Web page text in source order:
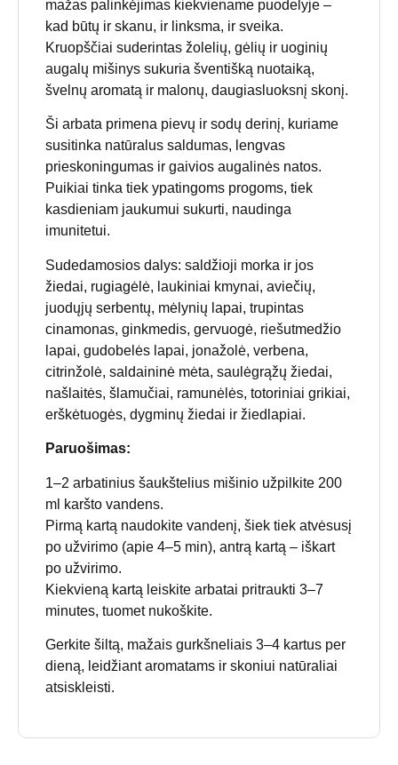
mažas palinkėjimas kiekviename puodelyje –
kad būtų ir skanu, ir linksma, ir sveika.
Kruopščiai suderintas žolelių, gėlių ir uoginių
augalų mišinys sukuria šventišką nuotaiką,
švelnų aromatą ir malonų, daugiasluoksnį skonį.
Ši arbata primena pievų ir sodų derinį, kuriame
susitinka natūralus saldumas, lengvas
prieskoningumas ir gaivios augalinės natos.
Puikiai tinka tiek ypatingoms progoms, tiek
kasdieniam jaukumui sukurti, naudinga
imunitetui.
Sudedamosios dalys: saldžioji morka ir jos
žiedai, rugiagėlė, laukiniai kmynai, aviečių,
juodųjų serbentų, mėlynių lapai, trupintas
cinamonas, ginkmedis, gervuogė, riešutmedžio
lapai, gudobelės lapai, jonažolė, verbena,
citrinžolė, saldaininė mėta, saulėgrąžų žiedai,
našlaitės, šlamučiai, ramunėlės, totoriniai grikiai,
erškėtuogės, dygminų žiedai ir žiedlapiai.
Paruošimas:
1–2 arbatinius šaukštelius mišinio užpilkite 200
ml karšto vandens.
Pirmą kartą naudokite vandenį, šiek tiek atvėsusį
po užvirimo (apie 4–5 min), antrą kartą – iškart
po užvirimo.
Kiekvieną kartą leiskite arbatai pritraukti 3–7
minutes, tuomet nukoškite.
Gerkite šiltą, mažais gurkšneliais 3–4 kartus per
dieną, leidžiant aromatams ir skoniui natūraliai
atsiskleisti.